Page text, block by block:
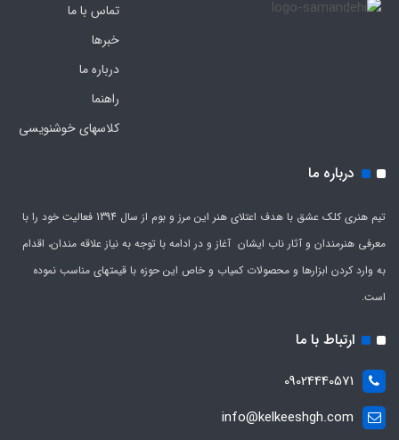
تماس با ما
خبرها
درباره ما
راهنما
کلاسهای خوشنویسی
درباره ما
تیم هنری کلک عشق با هدف اعتلای هنر این مرز و بوم از سال 1394 فعالیت خود را با
معرفی هنرمندان و آثار ناب ایشان آغاز و در ادامه با توجه به نیاز علاقه مندان، اقدام
به وارد کردن ابزارها و محصولات کمیاب و خاص این حوزه با قیمتهای مناسب نموده
است.
ارتباط با ما
09024440571
info@kelkeeshgh.com